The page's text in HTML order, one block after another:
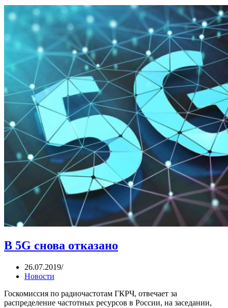
В 5G снова отказано
26.07.2019
Новости
Госкомиссия по радиочастотам ГКРЧ, отвечает за
распределение частотных ресурсов в России, на заседании,